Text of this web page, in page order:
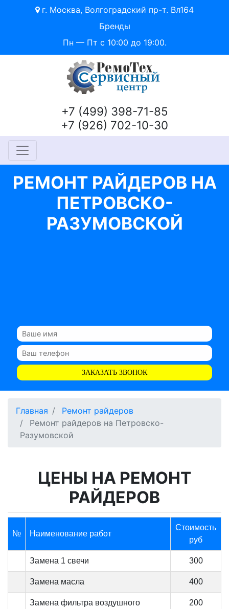
г. Москва, Волгоградский пр-т. Вл164
Бренды
Пн — Пт с 10:00 до 19:00.
+7 (499) 398-71-85
+7 (926) 702-10-30
РЕМОНТ РАЙДЕРОВ НА
ПЕТРОВСКО-
РАЗУМОВСКОЙ
ЗАКАЗАТЬ ЗВОНОК
Главная
Ремонт райдеров
Ремонт райдеров на Петровско-
Разумовской
ЦЕНЫ НА РЕМОНТ
РАЙДЕРОВ
№ Наименование работ
Стоимость
руб
Замена 1 свечи 300
Замена масла 400
Замена фильтра воздушного 200